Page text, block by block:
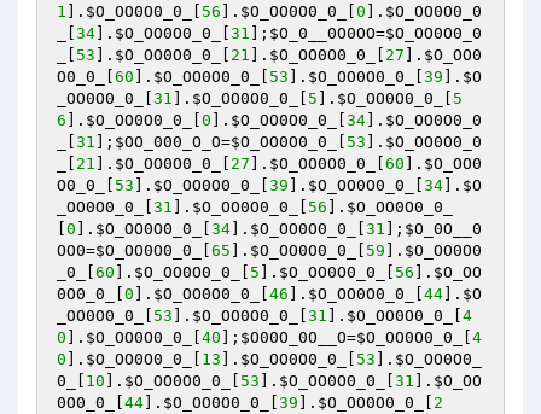
1 ]. $O_OO0O0_0_ 56 ]. $O_OO0O0_0_ 0 ]. $O_OO0O0_0
34 ]. $O_OO0O0_0_ 31 ]; $O_0__0O0OO=$O_OO0O0_0
53 ]. $O_OO0O0_0_ 21 ]. $O_OO0O0_0_ 27 ]. $O_OO0
O0_0_
60 ]. $O_OO0O0_0_ 53 ]. $O_OO0O0_0_ 39 ]. $O
_OO0O0_0_
31 ]. $O_OO0O0_0_ 5 ]. $O_OO0O0_0_
5
6 ]. $O_OO0O0_0_ 0 ]. $O_OO0O0_0_ 34 ]. $O_OO0O0_0
31 ]; $OO_000_O_O=$O_OO0O0_0_ 53 ]. $O_OO0O0_0
21 ]. $O_OO0O0_0_ 27 ]. $O_OO0O0_0_ 60 ]. $O_OO0
O0_0_
53 ]. $O_OO0O0_0_ 39 ]. $O_OO0O0_0_ 34 ]. $O
_OO0O0_0_
31 ]. $O_OO0O0_0_ 56 ]. $O_OO0O0_0_
0 ]. $O_OO0O0_0_ 34 ]. $O_OO0O0_0_ 31 ]; $O_0O__0
OO0=$O_OO0O0_0_ 65 ]. $O_OO0O0_0_ 59 ]. $O_OO0O0
_0_
60 ]. $O_OO0O0_0_ 5 ]. $O_OO0O0_0_ 56 ]. $O_OO
0O0_0_
0 ]. $O_OO0O0_0_ 46 ]. $O_OO0O0_0_ 44 ]. $O
_OO0O0_0_
53 ]. $O_OO0O0_0_ 31 ]. $O_OO0O0_0_
4
0 ]. $O_OO0O0_0_ 40 ]; $O00O_0O__O=$O_OO0O0_0_
4
0 ]. $O_OO0O0_0_ 13 ]. $O_OO0O0_0_ 53 ]. $O_OO0O0_
0_
10 ]. $O_OO0O0_0_ 53 ]. $O_OO0O0_0_ 31 ]. $O_OO
0O0_0_
44 ]. $O_OO0O0_0_ 39 ]. $O_OO0O0_0_
2